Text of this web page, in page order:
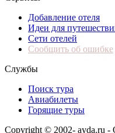
Добавление отеля
Идеи для
Сети отелей
Сообщить об ошибке
Службы
Поиск тура
Авиабилеты
Горящие туры
Copyright © 2002- ayda.ru -